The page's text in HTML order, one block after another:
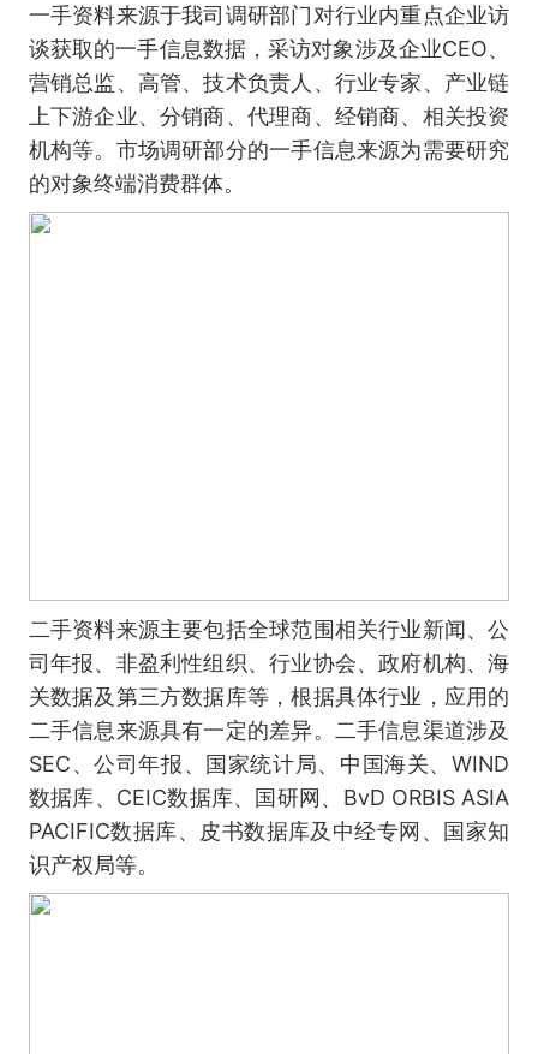
一手资料来源于我司调研部门对行业内重点企业访
谈获取的一手信息数据，采访对象涉及企业CEO、
营销总监、高管、技术负责人、行业专家、产业链
上下游企业、分销商、代理商、经销商、相关投资
机构等。市场调研部分的一手信息来源为需要研究
的对象终端消费群体。
二手资料来源主要包括全球范围相关行业新闻、公
司年报、非盈利性组织、行业协会、政府机构、海
关数据及第三方数据库等，根据具体行业，应用的
二手信息来源具有一定的差异。二手信息渠道涉及
SEC、公司年报、国家统计局、中国海关、WIND
数据库、CEIC数据库、国研网、BvD ORBIS ASIA
PACIFIC数据库、皮书数据库及中经专网、国家知
识产权局等。